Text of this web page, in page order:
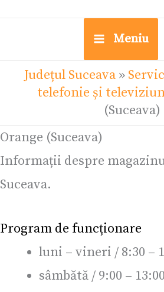
Meniu
Județul Suceava »
telefonie și
(Suceava)
Orange (Suceava)
Informații despre
Suceava.
Program de funcționare
luni – vineri / 8:30 –
sâmbătă / 9:00 – 13:00